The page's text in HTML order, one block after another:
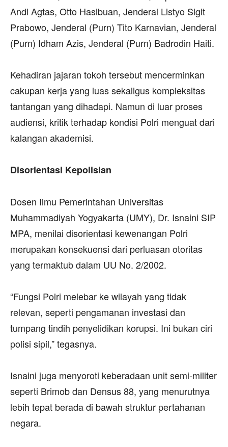
Andi Agtas, Otto Hasibuan, Jenderal Listyo Sigit
Prabowo, Jenderal (Purn) Tito Karnavian, Jenderal
(Purn) Idham Azis, Jenderal (Purn) Badrodin Haiti.
‎Kehadiran jajaran tokoh tersebut mencerminkan
cakupan kerja yang luas sekaligus kompleksitas
tantangan yang dihadapi. Namun di luar proses
audiensi, kritik terhadap kondisi Polri menguat dari
kalangan akademisi.
‎Disorientasi Kepolisian
‎Dosen Ilmu Pemerintahan Universitas
Muhammadiyah Yogyakarta (UMY), Dr. Isnaini SIP
MPA, menilai disorientasi kewenangan Polri
merupakan konsekuensi dari perluasan otoritas
yang termaktub dalam UU No. 2/2002.
‎“Fungsi Polri melebar ke wilayah yang tidak
relevan, seperti pengamanan investasi dan
tumpang tindih penyelidikan korupsi. Ini bukan ciri
polisi sipil,” tegasnya.
‎Isnaini juga menyoroti keberadaan unit semi-militer
seperti Brimob dan Densus 88, yang menurutnya
lebih tepat berada di bawah struktur pertahanan
negara.